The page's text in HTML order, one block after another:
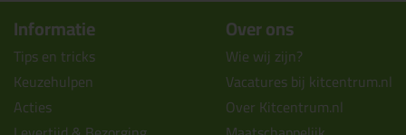
Informatie
Tips en tricks
Keuzehulpen
Acties
Over ons
Wie wij zijn?
Vacatures bij kitcentrum.nl
Over Kitcentrum.nl